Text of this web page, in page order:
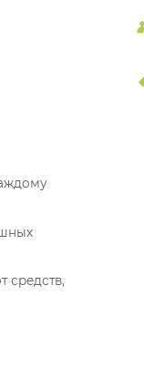
средств,